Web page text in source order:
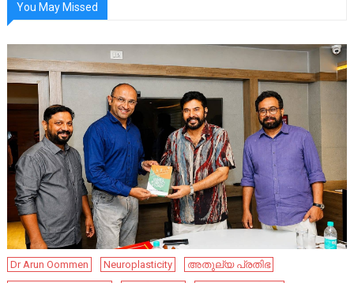
You May Missed
Dr Arun Oommen Neuroplasticity
അതുല്യ പ്രതിഭ